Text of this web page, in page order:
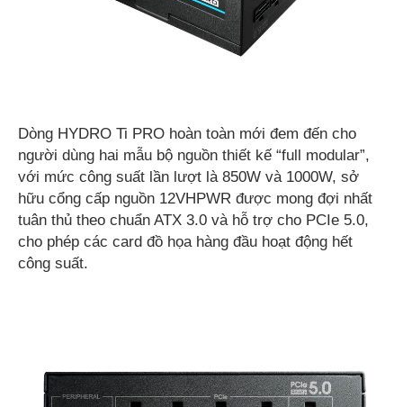
Dòng HYDRO Ti PRO hoàn toàn mới đem đến cho
người dùng hai mẫu bộ nguồn thiết kế “full modular”,
với mức công suất lần lượt là 850W và 1000W, sở
hữu cổng cấp nguồn 12VHPWR được mong đợi nhất
tuân thủ theo chuẩn ATX 3.0 và hỗ trợ cho PCIe 5.0,
cho phép các card đồ họa hàng đầu hoạt động hết
công suất.